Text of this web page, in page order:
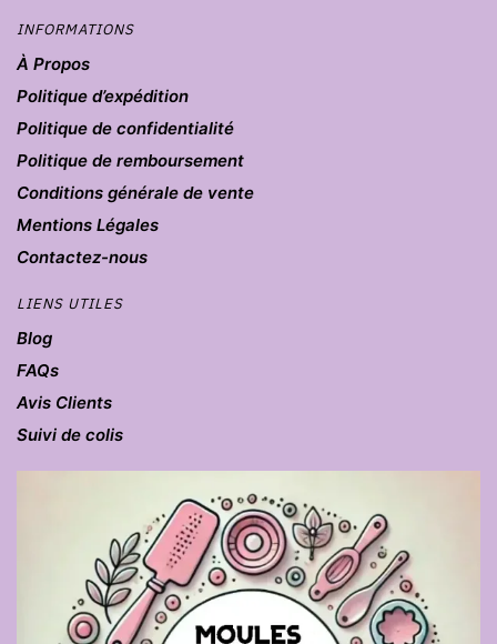
INFORMATIONS
À Propos
Politique d’expédition
Politique de confidentialité
Politique de remboursement
Conditions générale de vente
Mentions Légales
Contactez-nous
LIENS UTILES
Blog
FAQs
Avis Clients
Suivi de colis